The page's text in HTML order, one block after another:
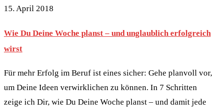
15. April 2018
Wie Du Deine Woche planst – und unglaublich erfolgreich
wirst
Für mehr Erfolg im Beruf ist eines sicher: Gehe planvoll vor,
um Deine Ideen verwirklichen zu können. In 7 Schritten
zeige ich Dir, wie Du Deine Woche planst – und damit jede